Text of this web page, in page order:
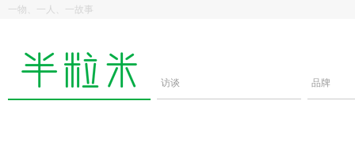
一物、一人、一故事
访谈 品牌